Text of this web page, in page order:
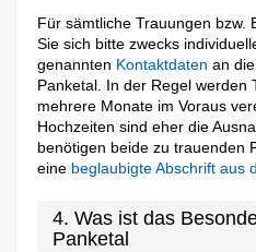
Für sämtliche Trauungen bzw.
Sie sich bitte zwecks
genannten Kontaktdaten an
Panketal. In der Regel werden
mehrere Monate im Voraus
Hochzeiten sind eher die
benötigen beide zu trauenden
eine beglaubigte Abschrift aus
4. Was ist das
Panketal